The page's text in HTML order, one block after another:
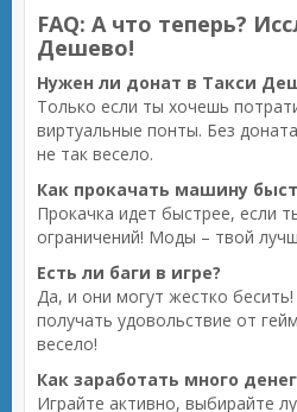
FAQ: А что теперь?
Дешево!
Нужен ли донат в Такси
Только если ты хочешь
виртуальные понты. Без
не так весело.
Как прокачать машину
Прокачка идет быстрее, если
ограничений! Моды – твой
Есть ли баги в игре?
Да, и они могут жестко
получать удовольствие от
весело!
Как заработать много
Играйте активно, выбирайте